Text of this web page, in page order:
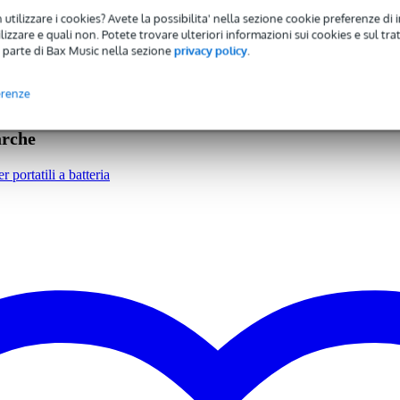
utilizzare i cookies? Avete la possibilita' nella sezione cookie preferenze di
e quali non. Potete trovare ulteriori informazioni sui cookies e sul
di Bax Music nella sezioneprivacy policy.
wireless
specificato
specified
kg
portatili a batteria